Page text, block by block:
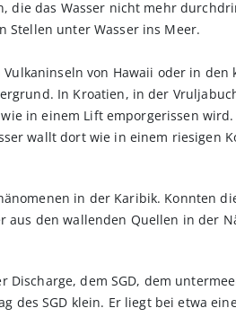
die das Wasser nicht mehr
Stellen unter Wasser ins Meer.
von Hawaii oder in den
In Kroatien, in der
in einem Lift emporgerissen
wallt dort wie in einem riesigen
in der Karibik. Konnten
den wallenden Quellen in der
dem SGD, dem
des SGD klein. Er liegt bei etwa